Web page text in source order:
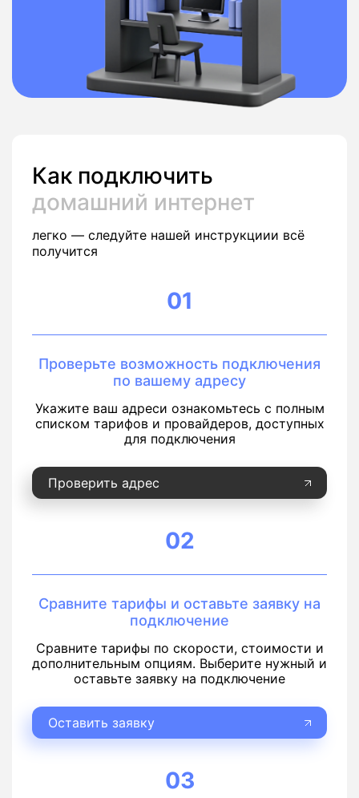
Как подключить
домашний интернет
легко — следуйте нашей инструкциии всё
получится
01
Проверьте возможность подключения
по вашему адресу
Укажите ваш адреси ознакомьтесь с полным
списком тарифов и провайдеров, доступных
для подключения
Проверить адрес
02
Сравните тарифы и оставьте заявку на
подключение
Сравните тарифы по скорости, стоимости и
дополнительным опциям. Выберите нужный и
оставьте заявку на подключение
Оставить заявку
03